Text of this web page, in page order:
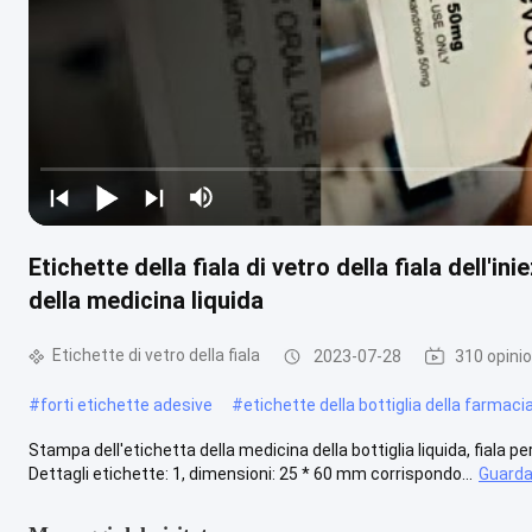
Etichette della fiala di vetro della fiala
della medicina liquida
Etichette di vetro della fiala 2023-07-28 310
#forti etichette adesive #etichette della bottiglia della
Stampa dell'etichetta della medicina della bottiglia liquida, fiala
Dettagli etichette: 1, dimensioni: 25 * 60 mm corrispondo...